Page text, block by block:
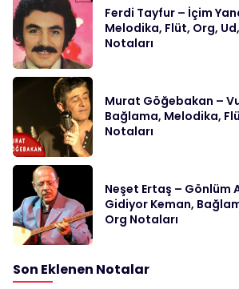
Ferdi Tayfur – İçim
Melodika, Flüt, Org,
Notaları
Murat Göğebakan –
Bağlama, Melodika,
Notaları
Neşet Ertaş – Gönlüm
Gidiyor Keman,
Org Notaları
Son Eklenen Notalar